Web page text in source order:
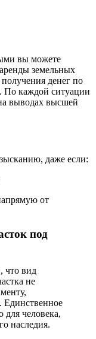
вы можете
земельных
денег по
По каждой ситуации
выводах высшей
, даже если:
от
под
что вид
не
Единственное
для человека,
наследия.